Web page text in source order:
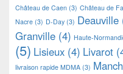
Château de Caen (3) Château de
Nacre (3) D-Day (3) Deauville
Granville (4) Haute-
(5) Lisieux (4) Livarot
livraison rapide MDMA (3)